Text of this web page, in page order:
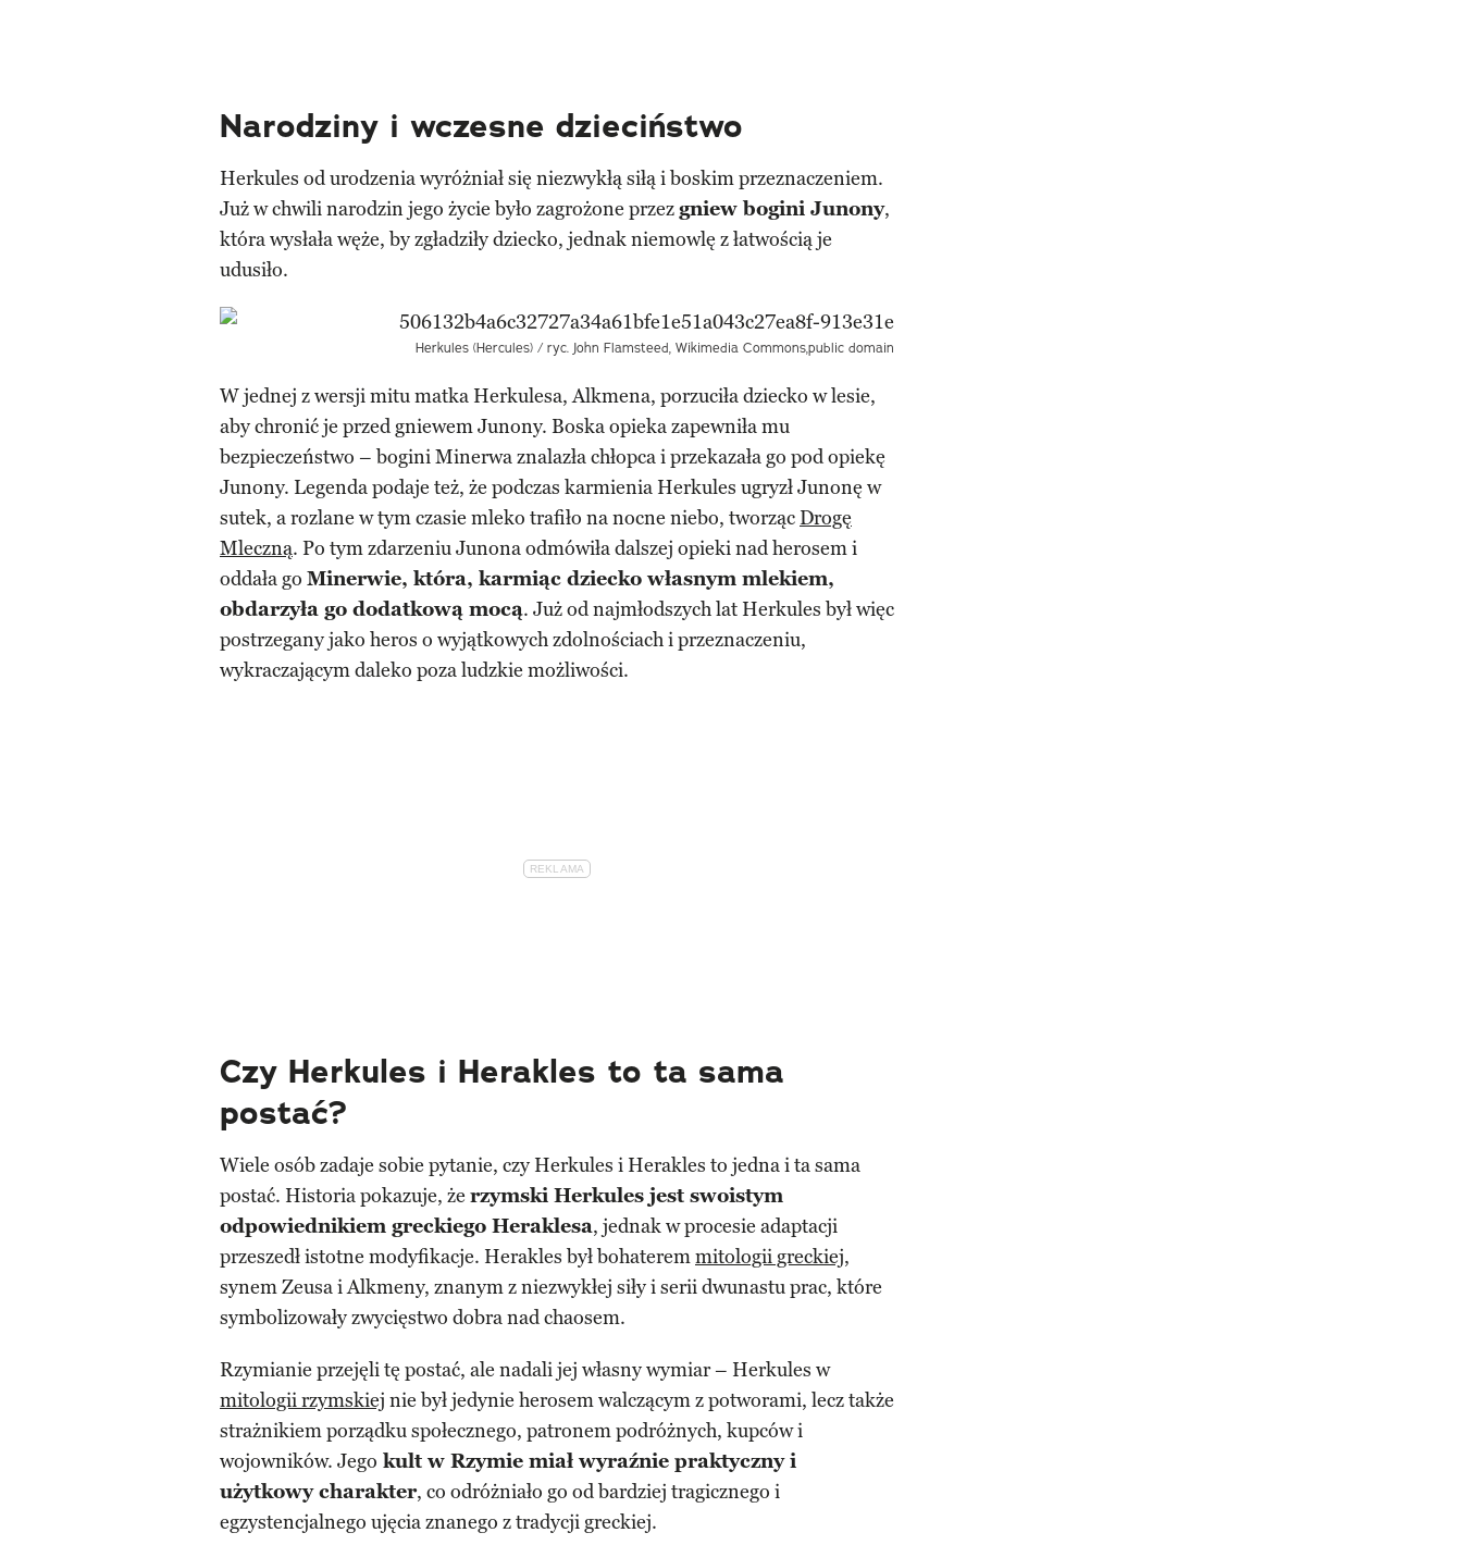
Narodziny i wczesne dzieciństwo
Herkules od urodzenia wyróżniał się niezwykłą siłą i boskim przeznaczeniem.
Już w chwili narodzin jego życie było zagrożone przezgniew bogini Junony,
która wysłała węże, by zgładziły dziecko, jednak niemowlę z łatwością je
udusiło.
Herkules (Hercules) / ryc. John Flamsteed, Wikimedia Commons,public domain
W jednej z wersji mitu matka Herkulesa, Alkmena, porzuciła dziecko w lesie,
aby chronić je przed gniewem Junony. Boska opieka zapewniła mu
bezpieczeństwo – bogini Minerwa znalazła chłopca i przekazała go pod opiekę
Junony. Legenda podaje też, że podczas karmienia Herkules ugryzł Junonę w
sutek, a rozlane w tym czasie mleko trafiło na nocne niebo, tworzącDrogę
Mleczną. Po tym zdarzeniu Junona odmówiła dalszej opieki nad herosem i
oddała go Minerwie, która, karmiąc dziecko własnym mlekiem,
obdarzyła go dodatkową mocą. Już od najmłodszych lat Herkules był więc
postrzegany jako heros o wyjątkowych zdolnościach i przeznaczeniu,
wykraczającym daleko poza ludzkie możliwości.
Czy Herkules i Herakles to ta sama
postać?
Wiele osób zadaje sobie pytanie, czy Herkules i Herakles to jedna i ta sama
postać. Historia pokazuje, że rzymski Herkules jest swoistym
odpowiednikiem greckiego Heraklesa, jednak w procesie adaptacji
przeszedł istotne modyfikacje. Herakles był bohateremmitologii greckiej,
synem Zeusa i Alkmeny, znanym z niezwykłej siły i serii dwunastu prac, które
symbolizowały zwycięstwo dobra nad chaosem.
Rzymianie przejęli tę postać, ale nadali jej własny wymiar – Herkules w
mitologii rzymskiej nie był jedynie herosem walczącym z potworami, lecz także
strażnikiem porządku społecznego, patronem podróżnych, kupców i
wojowników. Jego kult w Rzymie miał wyraźnie praktyczny i
użytkowy charakter, co odróżniało go od bardziej tragicznego i
egzystencjalnego ujęcia znanego z tradycji greckiej.